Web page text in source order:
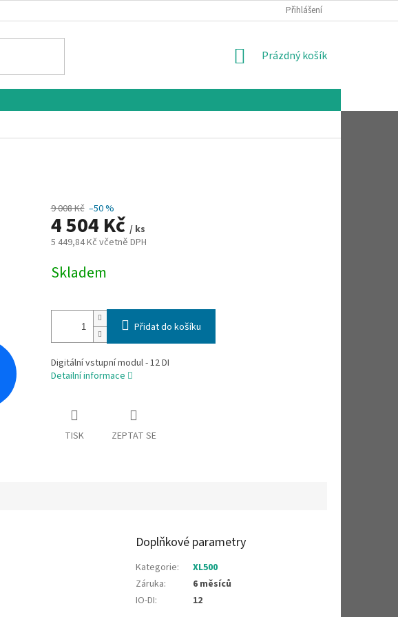
Přihlášení
NÁKUPNÍ
Prázdný košík
9 008 Kč –50 %
4 504 Kč / ks
5 449,84 Kč včetně DPH
cena:
Skladem
Přidat do košíku
Digitální vstupní modul - 12 DI
Detailní informace
TISK ZEPTAT SE
Doplňkové parametry
Kategorie:
XL500
Záruka:
6 měsíců
IO-DI: 12